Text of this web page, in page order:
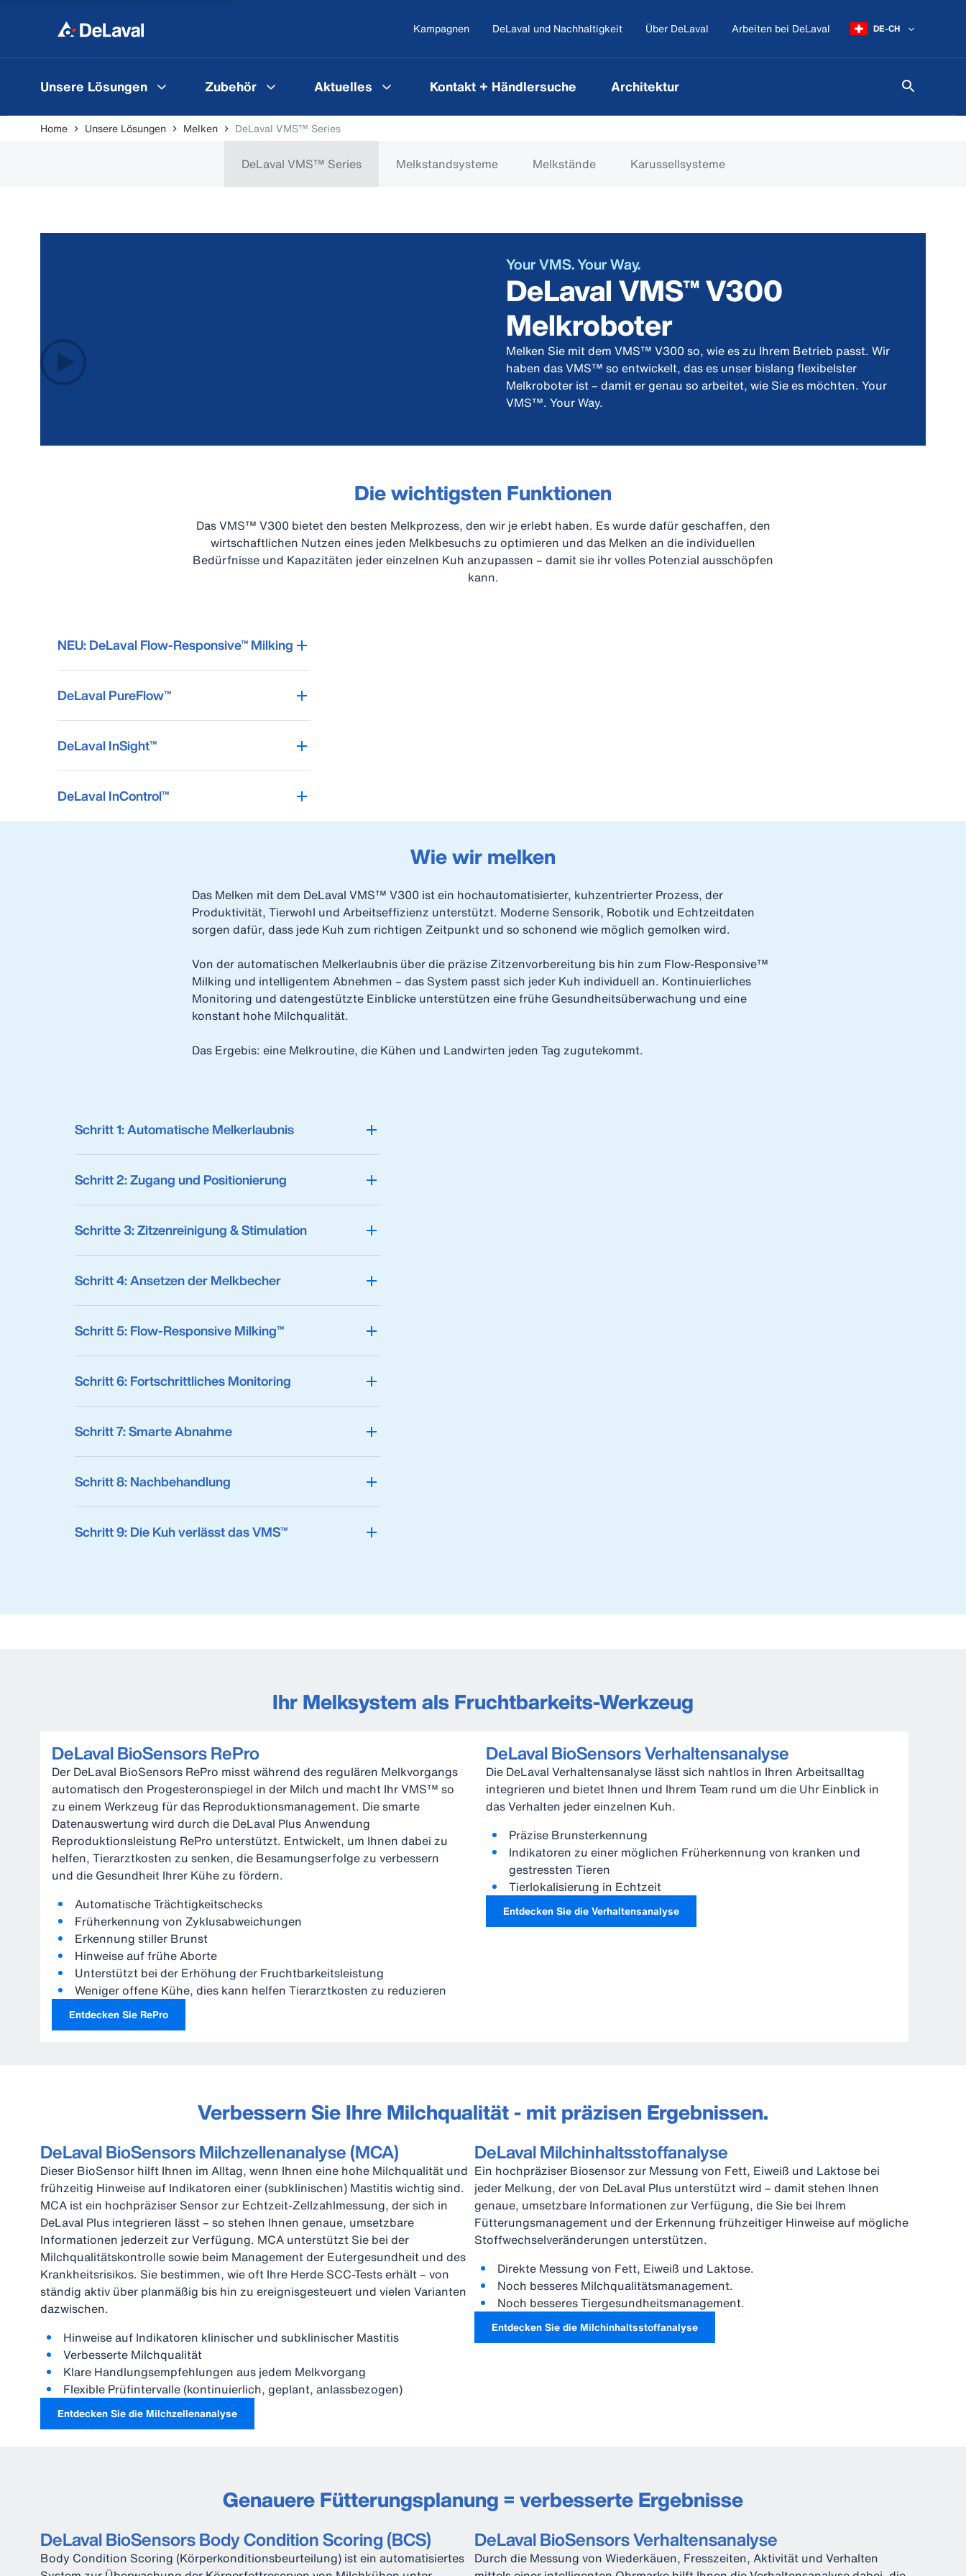
Kampagnen DeLaval und Nachhaltigkeit Über DeLaval Arbeiten bei DeLaval DE-CH
Unsere Lösungen Zubehör Aktuelles Kontakt + Händlersuche Architektur
Home Unsere Lösungen Melken DeLaval VMS™ Series
DeLaval VMS™ Series Melkstandsysteme Melkstände Karussellsysteme
Your VMS. Your Way.
DeLaval VMS™ V300
Melkroboter
Melken Sie mit dem VMS™ V300 so, wie es zu Ihrem Betrieb passt. Wir
haben das VMS™ so entwickelt, das es unser bislang flexibelster
Melkroboter ist – damit er genau so arbeitet, wie Sie es möchten. Your
VMS™. Your Way.
Die wichtigsten Funktionen
Das VMS™ V300 bietet den besten Melkprozess, den wir je erlebt haben. Es wurde dafür geschaffen, den
wirtschaftlichen Nutzen eines jeden Melkbesuchs zu optimieren und das Melken an die individuellen
Bedürfnisse und Kapazitäten jeder einzelnen Kuh anzupassen – damit sie ihr volles Potenzial ausschöpfen
kann.
NEU: DeLaval Flow-Responsive™ Milking
DeLaval PureFlow™
DeLaval InSight™
DeLaval InControl™
Wie wir melken
Das Melken mit dem DeLaval VMS™ V300 ist ein hochautomatisierter, kuhzentrierter Prozess, der
Produktivität, Tierwohl und Arbeitseffizienz unterstützt. Moderne Sensorik, Robotik und Echtzeitdaten
sorgen dafür, dass jede Kuh zum richtigen Zeitpunkt und so schonend wie möglich gemolken wird.
Von der automatischen Melkerlaubnis über die präzise Zitzenvorbereitung bis hin zum Flow-Responsive™
Milking und intelligentem Abnehmen – das System passt sich jeder Kuh individuell an. Kontinuierliches
Monitoring und datengestützte Einblicke unterstützen eine frühe Gesundheitsüberwachung und eine
konstant hohe Milchqualität.
Das Ergebis: eine Melkroutine, die Kühen und Landwirten jeden Tag zugutekommt.
Schritt 1: Automatische Melkerlaubnis
Schritt 2: Zugang und Positionierung
Schritte 3: Zitzenreinigung & Stimulation
Schritt 4: Ansetzen der Melkbecher
Schritt 5: Flow-Responsive Milking™
Schritt 6: Fortschrittliches Monitoring
Schritt 7: Smarte Abnahme
Schritt 8: Nachbehandlung
Schritt 9: Die Kuh verlässt das VMS™
Ihr Melksystem als Fruchtbarkeits-Werkzeug
DeLaval BioSensors RePro
Der DeLaval BioSensors RePro misst während des regulären Melkvorgangs
automatisch den Progesteronspiegel in der Milch und macht Ihr VMS™ so
zu einem Werkzeug für das Reproduktionsmanagement. Die smarte
Datenauswertung wird durch die DeLaval Plus Anwendung
Reproduktionsleistung RePro unterstützt. Entwickelt, um Ihnen dabei zu
helfen, Tierarztkosten zu senken, die Besamungserfolge zu verbessern
und die Gesundheit Ihrer Kühe zu fördern.
Automatische Trächtigkeitschecks
Früherkennung von Zyklusabweichungen
Erkennung stiller Brunst
Hinweise auf frühe Aborte
Unterstützt bei der Erhöhung der Fruchtbarkeitsleistung
Weniger offene Kühe, dies kann helfen Tierarztkosten zu reduzieren
Entdecken Sie RePro
DeLaval BioSensors Verhaltensanalyse
Die DeLaval Verhaltensanalyse lässt sich nahtlos in Ihren Arbeitsalltag
integrieren und bietet Ihnen und Ihrem Team rund um die Uhr Einblick in
das Verhalten jeder einzelnen Kuh.
Präzise Brunsterkennung
Indikatoren zu einer möglichen Früherkennung von kranken und
gestressten Tieren
Tierlokalisierung in Echtzeit
Entdecken Sie die Verhaltensanalyse
Verbessern Sie Ihre Milchqualität - mit präzisen Ergebnissen.
DeLaval BioSensors Milchzellenanalyse (MCA)
Dieser BioSensor hilft Ihnen im Alltag, wenn Ihnen eine hohe Milchqualität und
frühzeitig Hinweise auf Indikatoren einer (subklinischen) Mastitis wichtig sind.
MCA ist ein hochpräziser Sensor zur Echtzeit-Zellzahlmessung, der sich in
DeLaval Plus integrieren lässt – so stehen Ihnen genaue, umsetzbare
Informationen jederzeit zur Verfügung. MCA unterstützt Sie bei der
Milchqualitätskontrolle sowie beim Management der Eutergesundheit und des
Krankheitsrisikos. Sie bestimmen, wie oft Ihre Herde SCC-Tests erhält – von
ständig aktiv über planmäßig bis hin zu ereignisgesteuert und vielen Varianten
dazwischen.
Hinweise auf Indikatoren klinischer und subklinischer Mastitis
Verbesserte Milchqualität
Klare Handlungsempfehlungen aus jedem Melkvorgang
Flexible Prüfintervalle (kontinuierlich, geplant, anlassbezogen)
Entdecken Sie die Milchzellenanalyse
DeLaval Milchinhaltsstoffanalyse
Ein hochpräziser Biosensor zur Messung von Fett, Eiweiß und Laktose bei
jeder Melkung, der von DeLaval Plus unterstützt wird – damit stehen Ihnen
genaue, umsetzbare Informationen zur Verfügung, die Sie bei Ihrem
Fütterungsmanagement und der Erkennung frühzeitiger Hinweise auf mögliche
Stoffwechselveränderungen unterstützen.
Direkte Messung von Fett, Eiweiß und Laktose.
Noch besseres Milchqualitätsmanagement.
Noch besseres Tiergesundheitsmanagement.
Entdecken Sie die Milchinhaltsstoffanalyse
Genauere Fütterungsplanung = verbesserte Ergebnisse
DeLaval BioSensors Body Condition Scoring (BCS)
Body Condition Scoring (Körperkonditionsbeurteilung) ist ein automatisiertes
DeLaval BioSensors Verhaltensanalyse
Durch die Messung von Wiederkäuen, Fresszeiten, Aktivität und Verhalten